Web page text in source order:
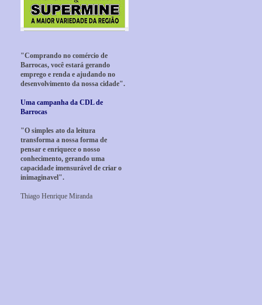
"Comprando no comércio de
Barrocas, você estará gerando
emprego e renda e ajudando no
desenvolvimento da nossa cidade".
Uma campanha da CDL de
Barrocas
"O simples ato da leitura
transforma a nossa forma de
pensar e enriquece o nosso
conhecimento, gerando uma
capacidade imensurável de criar o
inimaginavel".
Thiago Henrique Miranda